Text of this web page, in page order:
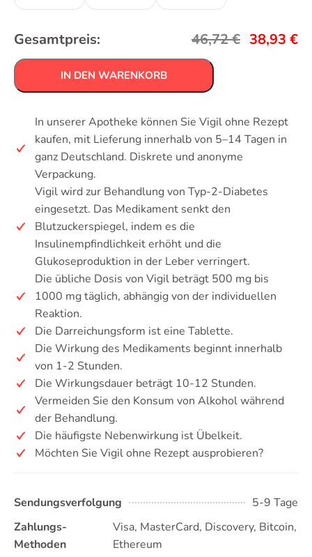
Gesamtpreis: 46,72€ 38,93 €
IN DEN WARENKORB
In unserer Apotheke können Sie Vigil ohne Rezept
kaufen, mit Lieferung innerhalb von 5–14 Tagen in
ganz Deutschland. Diskrete und anonyme
Verpackung.
Vigil wird zur Behandlung von Typ-2-Diabetes
eingesetzt. Das Medikament senkt den
Blutzuckerspiegel, indem es die
Insulinempfindlichkeit erhöht und die
Glukoseproduktion in der Leber verringert.
Die übliche Dosis von Vigil beträgt 500 mg bis
1000 mg täglich, abhängig von der individuellen
Reaktion.
Die Darreichungsform ist eine Tablette.
Die Wirkung des Medikaments beginnt innerhalb
von 1-2 Stunden.
Die Wirkungsdauer beträgt 10-12 Stunden.
Vermeiden Sie den Konsum von Alkohol während
der Behandlung.
Die häufigste Nebenwirkung ist Übelkeit.
Möchten Sie Vigil ohne Rezept ausprobieren?
Sendungsverfolgung
5-9 Tage
Zahlungs-
Methoden
Visa, MasterCard, Discovery, Bitcoin,
Ethereum